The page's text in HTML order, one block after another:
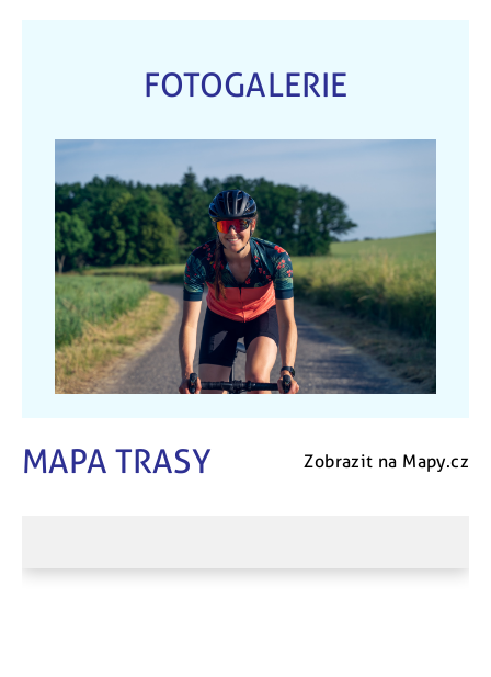
FOTOGALERIE
MAPA TRASY Zobrazit na Mapy.cz